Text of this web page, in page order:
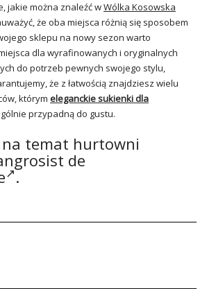
jakie można znaleźć wWólka Kosowska
że oba miejsca różnią się sposobem
sklepu na nowy sezon warto
dla wyrafinowanych i oryginalnych
do potrzeb pewnych swojego stylu,
że z łatwością znajdziesz wielu
którym eleganckie sukienki dla
przypadną do gustu.
na temat hurtowni
de
.